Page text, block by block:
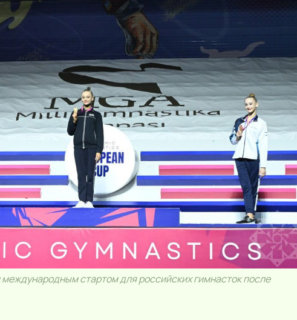
стартом для российских гимнасток после